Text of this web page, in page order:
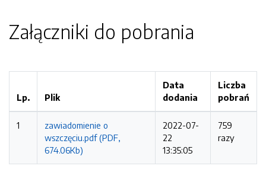
Załączniki do pobrania
Lp. Plik
Data
dodania
Liczba
pobrań
1
zawiadomienie o
wszczęciu.pdf (PDF,
674.06Kb)
2022-07-
22
13:35:05
759
razy